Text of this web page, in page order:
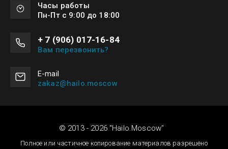
Часы работы
Пн-Пт с 9:00 до 18:00
+ 7 (906) 017-16-84
Вам перезвонить?
Е-mail
zakaz@hailo.moscow
© 2013 - 2026 "Hailo.Moscow"
Полное или частичное копирование материалов разрешено